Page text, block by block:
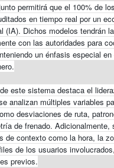
permitirá que el 100% de
en tiempo real por un
(IA). Dichos modelos tendrán
con las autoridades para
un énfasis especial
este sistema destaca el
analizan múltiples variables
desviaciones de ruta,
de frenado. Adicionalmente,
de contexto como la hora, la
de los usuarios
previos.